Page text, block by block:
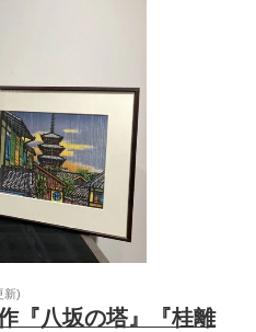
新)
『八坂の塔』『桂離